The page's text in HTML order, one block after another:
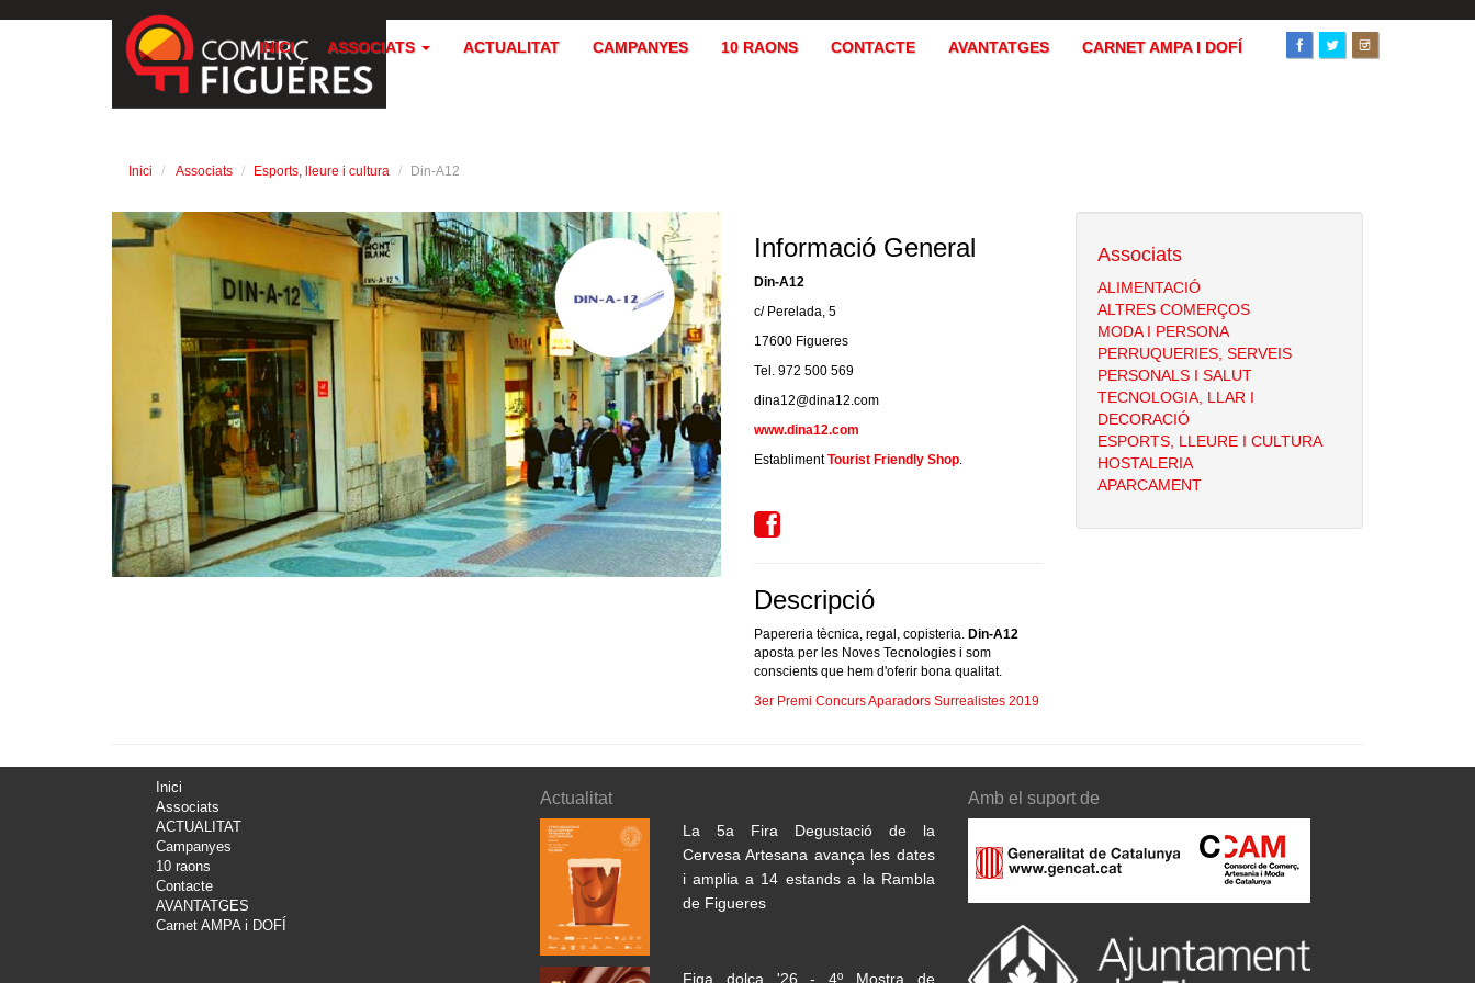
INICI ASSOCIATS ACTUALITAT CAMPANYES 10 RAONS CONTACTE AVANTATGES CARNET AMPA I DOFÍ
Inici Associats Esports, lleure i cultura Din-A12
Informació General
Din-A12
c/ Perelada, 5
17600 Figueres
Tel. 972 500 569
dina12@dina12.com
www.dina12.com
EstablimentTourist Friendly Shop.
Descripció
Papereria tècnica, regal, copisteria. Din-A12
aposta per les Noves Tecnologies i som
conscients que hem d'oferir bona qualitat.
3er Premi Concurs Aparadors Surrealistes 2019
Associats
ALIMENTACIÓ
ALTRES COMERÇOS
MODA I PERSONA
PERRUQUERIES, SERVEIS
PERSONALS I SALUT
TECNOLOGIA, LLAR I
DECORACIÓ
ESPORTS, LLEURE I CULTURA
HOSTALERIA
APARCAMENT
Inici
Associats
ACTUALITAT
Campanyes
10 raons
Contacte
AVANTATGES
Carnet AMPA i DOFÍ
Actualitat
La 5a Fira Degustació de la
Cervesa Artesana avança les dates
i amplia a 14 estands a la Rambla
de Figueres
Figa dolça '26 - 4º Mostra de
Amb el suport de